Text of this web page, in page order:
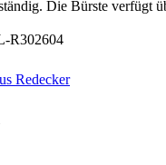
Die Bürste verfügt
R302604
Redecker